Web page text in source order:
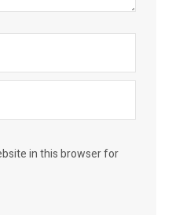
in this browser for